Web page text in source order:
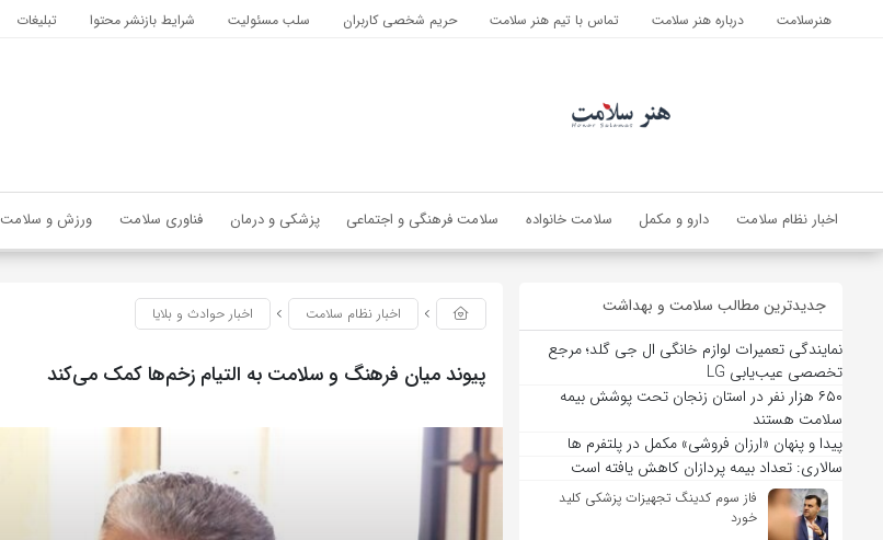
هنرسلامت درباره هنر سلامت تماس با تیم هنر سلامت حریم شخصی کاربران سلب مسئولیت شرایط بازنشر محتوا تبلیغات
اخبار نظام سلامت دارو و مکمل سلامت خانواده سلامت فرهنگی و اجتماعی پزشکی و درمان فناوری سلامت ورزش و سلامت
جدیدترین مطالب سلامت و بهداشت
نمایندگی تعمیرات لوازم خانگی ال جی گلد؛ مرجع
تخصصی عیب‌یابی LG
۶۵۰ هزار نفر در استان زنجان تحت پوشش بیمه
سلامت هستند
پیدا و پنهان «ارزان فروشی» مکمل در پلتفرم ها
سالاری: تعداد بیمه پردازان کاهش یافته است
فاز سوم کدینگ تجهیزات پزشکی کلید
خورد
اخبار نظام سلامت اخبار حوادث و بلایا
پیوند میان فرهنگ و سلامت به التیام زخم‌ها کمک می‌کند